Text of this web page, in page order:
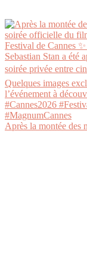
Après la montée des